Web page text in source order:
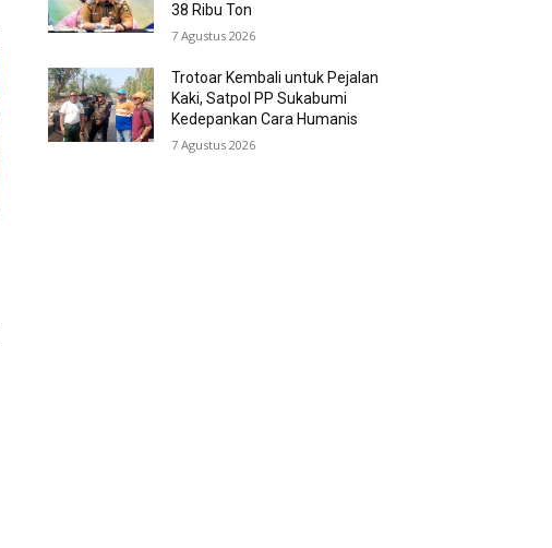
38 Ribu Ton
7 Agustus 2026
Trotoar Kembali untuk Pejalan
Kaki, Satpol PP Sukabumi
Kedepankan Cara Humanis
7 Agustus 2026